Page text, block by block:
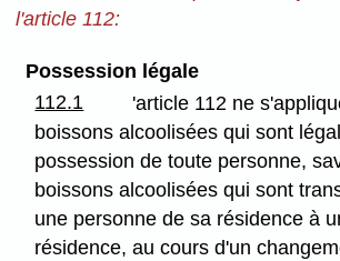
l'article 112:
Possession légale
112.1
'article 112 ne
boissons alcoolisées qui sont
possession de toute personne,
boissons alcoolisées qui sont
une personne de sa résidence à
résidence, au cours d'un